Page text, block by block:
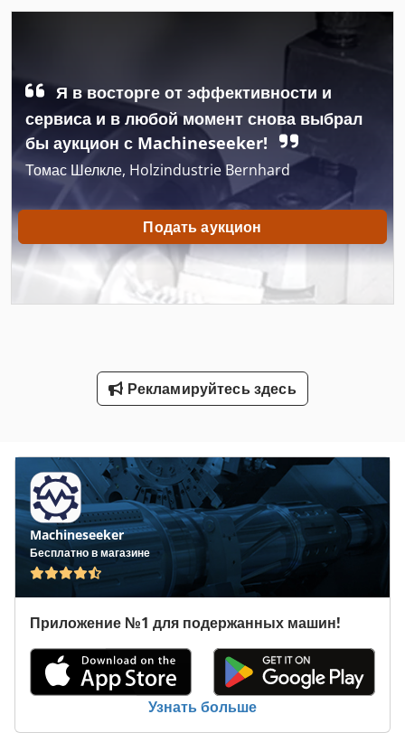
Nt 551
Tur 560
Автомобиль
Вид Автомобиля
Завод По Переработке Шин
Завод По Производству Окон
Конструкция Автомобилей
Подъемно Транспортное Оборудование
Рабочая Транспортного Средства
Транспортное Средство
Транспортной Группы
Транспортные Средства
Услуги По Уборке Помещений Здания
Я в восторге от эффективности и
сервиса и в любой момент снова выбрал
бы аукцион с Machineseeker!
Томас Шелкле, Holzindustrie Bernhard
Подать аукцион
Рекламируйтесь здесь
Machineseeker
Бесплатно в магазине
Приложение №1 для подержанных машин!
Узнать больше